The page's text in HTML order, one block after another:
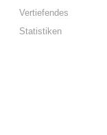
Vertiefendes
Statistiken